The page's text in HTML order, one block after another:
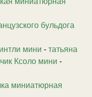
бульдога
мини - татьяна
Ксоло мини -
миниатюрная